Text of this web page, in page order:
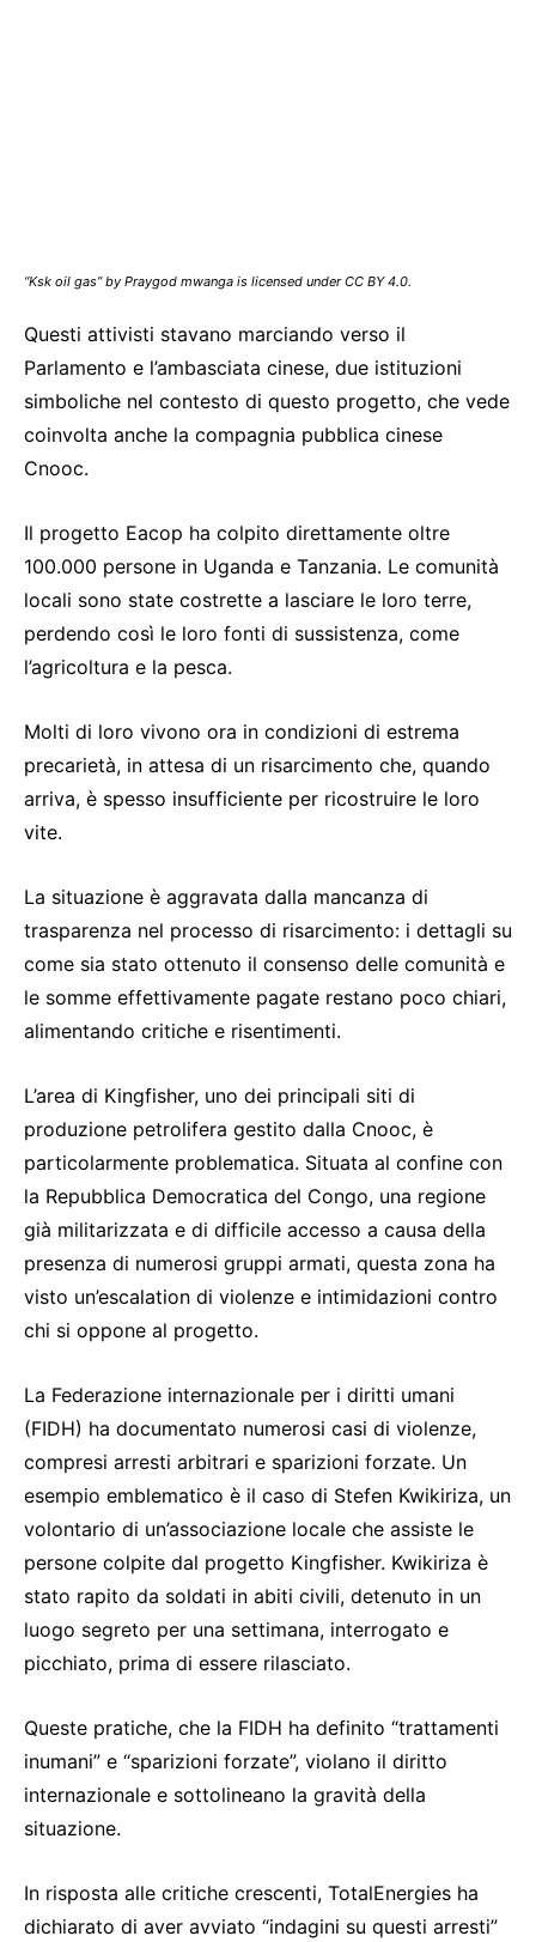
“Ksk oil gas” by Praygod mwanga is licensed under CC BY 4.0.
Questi attivisti stavano marciando verso il
Parlamento e l’ambasciata cinese, due istituzioni
simboliche nel contesto di questo progetto, che vede
coinvolta anche la compagnia pubblica cinese
Cnooc.
Il progetto Eacop ha colpito direttamente oltre
100.000 persone in Uganda e Tanzania. Le comunità
locali sono state costrette a lasciare le loro terre,
perdendo così le loro fonti di sussistenza, come
l’agricoltura e la pesca.
Molti di loro vivono ora in condizioni di estrema
precarietà, in attesa di un risarcimento che, quando
arriva, è spesso insufficiente per ricostruire le loro
vite.
La situazione è aggravata dalla mancanza di
trasparenza nel processo di risarcimento: i dettagli su
come sia stato ottenuto il consenso delle comunità e
le somme effettivamente pagate restano poco chiari,
alimentando critiche e risentimenti.
L’area di Kingfisher, uno dei principali siti di
produzione petrolifera gestito dalla Cnooc, è
particolarmente problematica. Situata al confine con
la Repubblica Democratica del Congo, una regione
già militarizzata e di difficile accesso a causa della
presenza di numerosi gruppi armati, questa zona ha
visto un’escalation di violenze e intimidazioni contro
chi si oppone al progetto.
La Federazione internazionale per i diritti umani
(FIDH) ha documentato numerosi casi di violenze,
compresi arresti arbitrari e sparizioni forzate. Un
esempio emblematico è il caso di Stefen Kwikiriza, un
volontario di un’associazione locale che assiste le
persone colpite dal progetto Kingfisher. Kwikiriza è
stato rapito da soldati in abiti civili, detenuto in un
luogo segreto per una settimana, interrogato e
picchiato, prima di essere rilasciato.
Queste pratiche, che la FIDH ha definito “trattamenti
inumani” e “sparizioni forzate”, violano il diritto
internazionale e sottolineano la gravità della
situazione.
In risposta alle critiche crescenti, TotalEnergies ha
dichiarato di aver avviato “indagini su questi arresti”